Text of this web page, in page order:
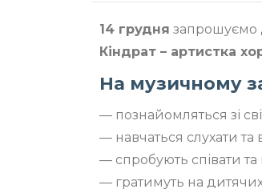
14 грудня запрошуємо
Кіндрат – артистка
На музичному
— познайомляться зі
— навчаться слухати та
— спробують співати
— гратимуть на